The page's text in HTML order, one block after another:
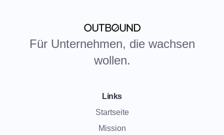
Für Unternehmen, die wachsen
wollen.
Links
Startseite
Mission